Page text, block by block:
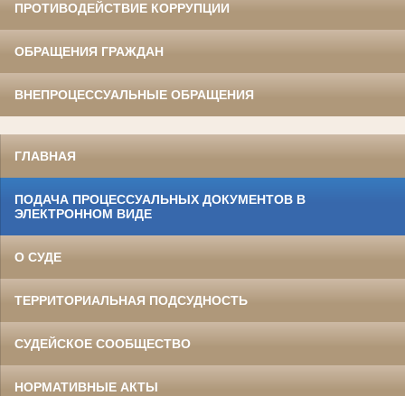
ПРОТИВОДЕЙСТВИЕ КОРРУПЦИИ
ОБРАЩЕНИЯ ГРАЖДАН
ВНЕПРОЦЕССУАЛЬНЫЕ ОБРАЩЕНИЯ
ГЛАВНАЯ
ПОДАЧА ПРОЦЕССУАЛЬНЫХ ДОКУМЕНТОВ В
ЭЛЕКТРОННОМ ВИДЕ
О СУДЕ
ТЕРРИТОРИАЛЬНАЯ ПОДСУДНОСТЬ
СУДЕЙСКОЕ СООБЩЕСТВО
НОРМАТИВНЫЕ АКТЫ